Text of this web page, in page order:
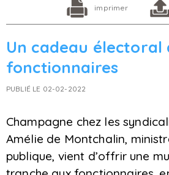
imprimer
Un cadeau électoral
fonctionnaires
PUBLIÉ LE 02-02-2022
Champagne chez les
Amélie de Montchalin,
publique, vient d’offrir une